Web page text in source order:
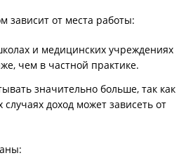
зависит от места работы:
и медицинских учреждениях
чем в частной практике.
значительно больше, так как
доход может зависеть от